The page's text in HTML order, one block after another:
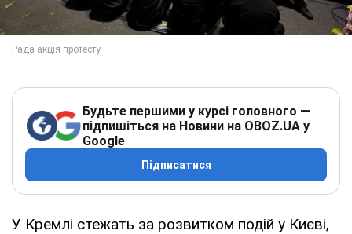
Будьте першими у курсі головного —
підпишіться на Новини на OBOZ.UA у
Google
Підписатися
У Кремлі стежать за розвитком подій у Києві,